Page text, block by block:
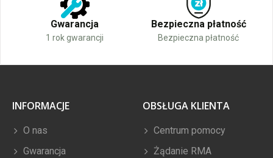
Gwarancja
1 rok gwarancji
Bezpieczna płatność
Bezpieczna płatność
INFORMACJE
O nas
Gwarancja
OBSŁUGA KLIENTA
Centrum pomocy
Żądanie RMA